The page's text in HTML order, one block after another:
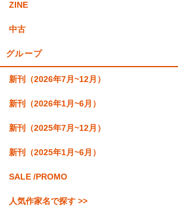
ZINE
中古
グループ
新刊（2026年7月~12月）
新刊（2026年1月~6月）
新刊（2025年7月~12月）
新刊（2025年1月~6月）
SALE /PROMO
人気作家名で探す >>